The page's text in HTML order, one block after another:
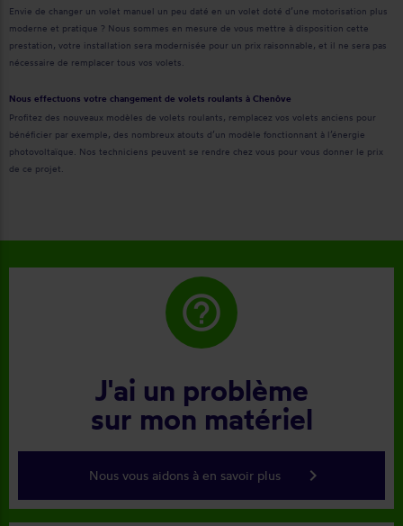
Envie de changer un volet manuel un peu daté en un volet doté d’une motorisation plus
moderne et pratique ? Nous sommes en mesure de vous mettre à disposition cette
prestation, votre installation sera modernisée pour un prix raisonnable, et il ne sera pas
nécessaire de remplacer tous vos volets.
Nous effectuons votre changement de volets roulants à Chenôve
Profitez des nouveaux modèles de volets roulants, remplacez vos volets anciens pour
bénéficier par exemple, des nombreux atouts d’un modèle fonctionnant à l’énergie
photovoltaïque. Nos techniciens peuvent se rendre chez vous pour vous donner le prix
de ce projet.
help_outline
J'ai un problème
sur mon matériel
Nous vous aidons à en savoir plus keyboard_arrow_right